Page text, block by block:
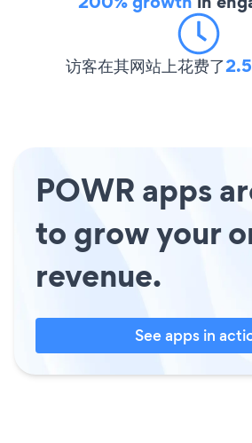
访客在其网站上花费了
POWR apps
to grow your
revenue.
See apps in